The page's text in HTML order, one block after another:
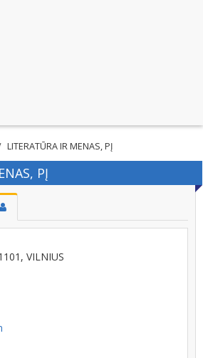
LITERATŪRA IR MENAS, PĮ
PĮ
VILNIUS